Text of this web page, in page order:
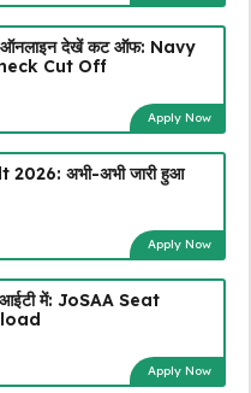
ऑनलाइन देखें कट ऑफ: Navy
Cut Off
Apply Now
अभी-अभी जारी हुआ
Apply Now
में: JoSAA Seat
Apply Now